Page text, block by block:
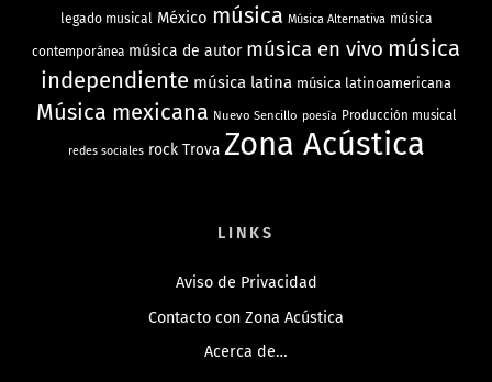
legado musical México música Música Alternativa música
contemporánea música de autor música en vivo música
independiente música latina música latinoamericana
Música mexicana Nuevo Sencillo poesía Producción musical
redes sociales rock Trova Zona Acústica
LINKS
Aviso de Privacidad
Contacto con Zona Acústica
Acerca de…